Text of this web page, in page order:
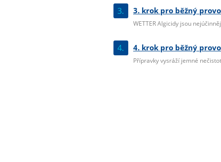
3. 3. krok pro běžný
WETTER Algicidy jsou
4. 4. krok pro běžný
Přípravky vysráží jemné